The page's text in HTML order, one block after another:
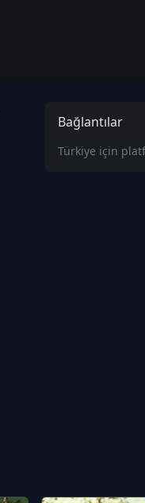
Bağlantılar
Türkiye için